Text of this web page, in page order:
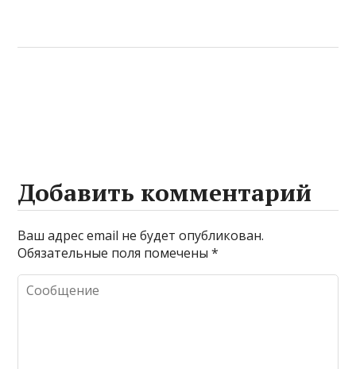
Добавить комментарий
Ваш адрес email не будет опубликован.
Обязательные поля помечены*